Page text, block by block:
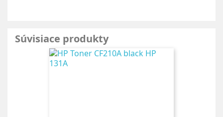
Súvisiace produkty